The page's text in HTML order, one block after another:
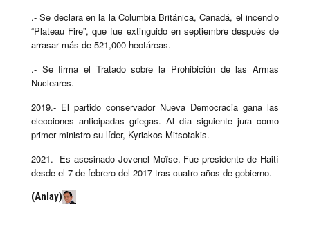
.- Se declara en la la Columbia Británica, Canadá, el incendio
“Plateau Fire”, que fue extinguido en septiembre después de
arrasar más de 521,000 hectáreas.
.- Se firma el Tratado sobre la Prohibición de las Armas
Nucleares.
2019.- El partido conservador Nueva Democracia gana las
elecciones anticipadas griegas. Al día siguiente jura como
primer ministro su líder, Kyriakos Mitsotakis.
2021.- Es asesinado Jovenel Moïse. Fue presidente de Haití
desde el 7 de febrero del 2017 tras cuatro años de gobierno.
(Anlay)